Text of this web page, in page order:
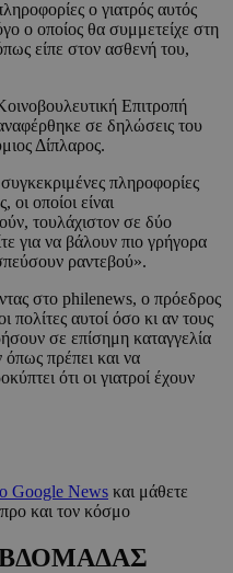
ο γιατρός αυτός
ο οποίος θα συμμετείχε στη
είπε στον ασθενή του,
Επιτροπή
σε δηλώσεις του
Δίπλαρος.
πληροφορίες
οποίοι είναι
τουλάχιστον σε δύο
για να βάλουν πιο γρήγορα
ραντεβού».
στο philenews, ο πρόεδρος
πολίτες αυτοί όσο κι αν τους
σε επίσημη καταγγελία
όπως πρέπει και να
ότι οι γιατροί έχουν
Google News και μάθετε
και τον κόσμο